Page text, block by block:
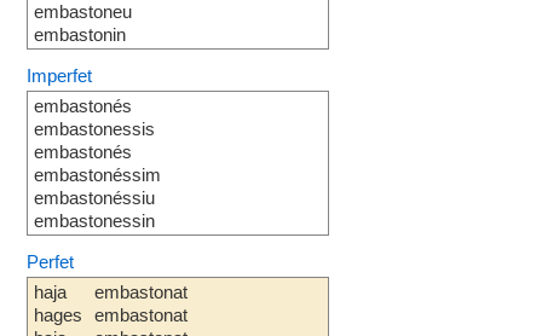
embastoneu
embastonin
Imperfet
embastonés
embastonessis
embastonés
embastonéssim
embastonéssiu
embastonessin
Perfet
haja
hages
embastonat
embastonat